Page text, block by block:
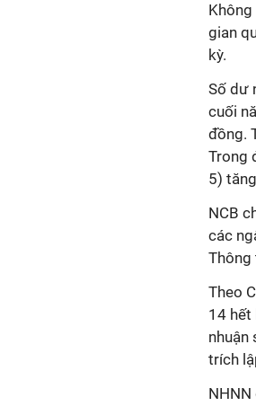
gian
kỳ.
Số dư
cuối
đồng.
Trong
5)
NCB
các
Theo
14 hết
nhuận
trích
NHNN